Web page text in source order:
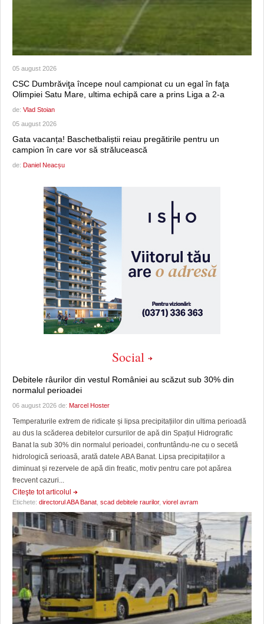
05 august 2026
CSC Dumbrăviţa începe noul campionat cu un egal în faţa
Olimpiei Satu Mare, ultima echipă care a prins Liga a 2-a
de: Vlad Stoian
05 august 2026
Gata vacanța! Baschetbaliștii reiau pregătirile pentru un
campion în care vor să strălucească
de: Daniel Neacșu
Social
Debitele râurilor din vestul României au scăzut sub 30% din
normalul perioadei
06 august 2026 de: Marcel Hoster
Temperaturile extrem de ridicate și lipsa precipitațiilor din ultima perioadă
au dus la scăderea debitelor cursurilor de apă din Spațiul Hidrografic
Banat la sub 30% din normalul perioadei, confruntându-ne cu o secetă
hidrologică serioasă, arată datele ABA Banat. Lipsa precipitațiilor a
diminuat și rezervele de apă din freatic, motiv pentru care pot apărea
frecvent cazuri...
Citeşte tot articolul
Etichete: directorul ABA Banat scad debitele raurilor, viorel avram